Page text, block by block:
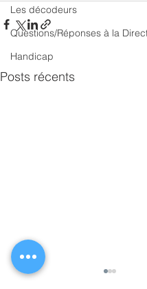
Les décodeurs
Questions/Réponses à la
Handicap
Posts récents